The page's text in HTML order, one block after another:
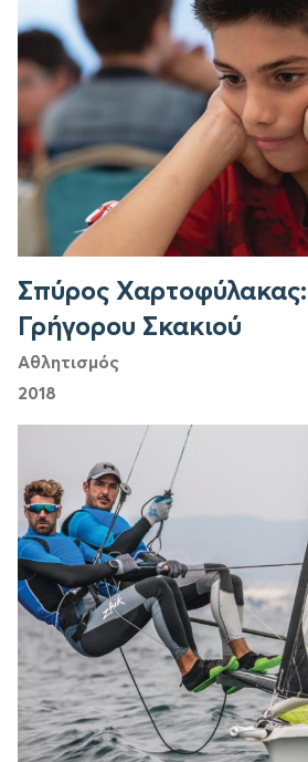
Σπύρος
Γρήγορου Σκακιού
Αθλητισμός
2018